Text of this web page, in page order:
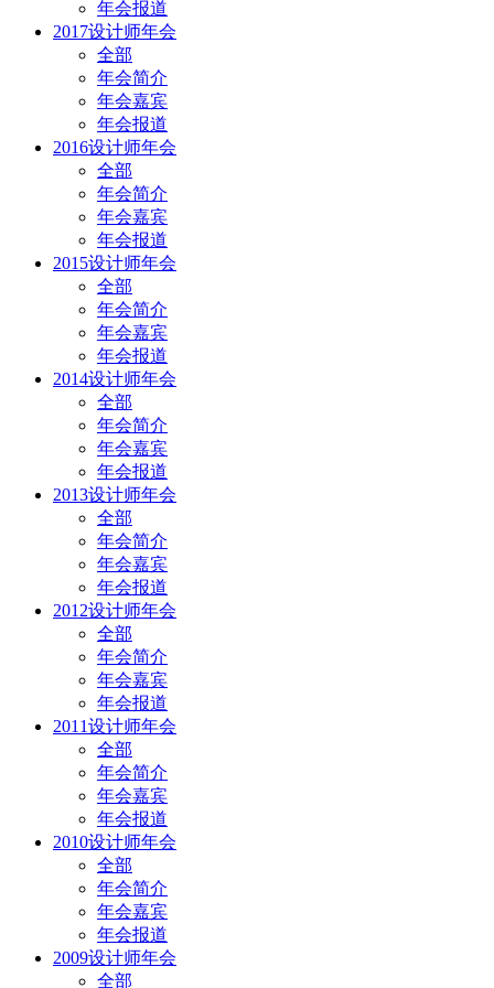
年会报道
2017设计师年会
全部
年会简介
年会嘉宾
年会报道
2016设计师年会
全部
年会简介
年会嘉宾
年会报道
2015设计师年会
全部
年会简介
年会嘉宾
年会报道
2014设计师年会
全部
年会简介
年会嘉宾
年会报道
2013设计师年会
全部
年会简介
年会嘉宾
年会报道
2012设计师年会
全部
年会简介
年会嘉宾
年会报道
2011设计师年会
全部
年会简介
年会嘉宾
年会报道
2010设计师年会
全部
年会简介
年会嘉宾
年会报道
2009设计师年会
全部